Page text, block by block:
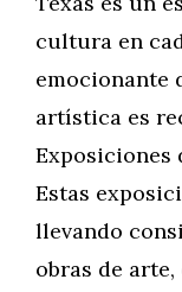
cultura en
emocionante
artística es
Exposiciones
Estas
llevando
obras de